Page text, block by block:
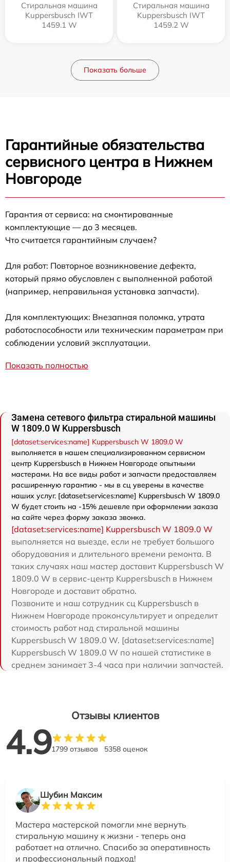
Стиральная машина
Kuppersbusch IWT
1459.1 W
Стиральная машина
Kuppersbusch IWT
1459.2 W
Показать больше
Гарантийные обязательства
сервисного центра в Нижнем
Новгороде
Гарантия от сервиса: на смонтированные
комплектующие — до 3 месяцев.
Что считается гарантийным случаем?
Для работ: Повторное возникновение дефекта,
который прямо обусловлен с выполненной работой
(например, неправильная установка запчасти).
Для комплектующих: Внезапная поломка, утрата
работоспособности или техническим параметрам при
соблюдении условий эксплуатации.
Показать полностью
Замена сетевого фильтра стиральной машины
W 1809.0 W Kuppersbusch
[dataset:services:name] Kuppersbusch W 1809.0 W
выполняется в нашем специализированном сервисном
центр Kuppersbusch в Нижнем Новгороде опытными
мастерами. На все виды работ и запчасти предоставляем
расширенную гарантию - мы в сц уверены в качестве
наших услуг. [dataset:services:name] Kuppersbusch W 1809.0
W будет стоить на -15% дешевле при оформлении заказа
на сайте через форму заказа звонка.
[dataset:services:name] Kuppersbusch W 1809.0 W
выполняется на выезде, если не требует большого
оборудования и длительного времени ремонта. В
таких случаях наш мастер доставит Kuppersbusch W
1809.0 W в сервис-центр Kuppersbusch в Нижнем
Новгороде и доставит обратно.
Позвоните и наш сотрудник сц Kuppersbusch в
Нижнем Новгороде проконсультирует и определит
стоимость работ над стиральной машины
Kuppersbusch W 1809.0 W. [dataset:services:name]
Kuppersbusch W 1809.0 W по нашей статистике в
среднем занимает 3-4 часа при наличии запчастей.
Отзывы клиентов
4.91799 отзывов 5358 оценок
Шубин Максим
Мастера мастерской помогли мне вернуть
стиральную машину к жизни - теперь она
работает на отлично. Спасибо за оперативность
и профессиональный подход!